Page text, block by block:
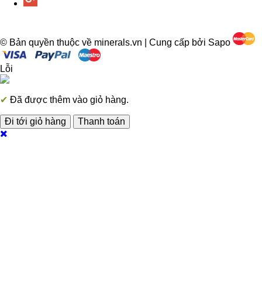
© Bản quyền thuộc về minerals.vn | Cung cấp bởi Sapo
Lỗi
✔ Đã được thêm vào giỏ hàng.
Đi tới giỏ hàng Thanh toán